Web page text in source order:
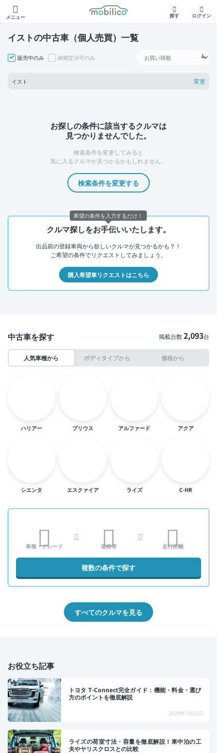
メニュー
モビリコ
探す ログイン
イストの中古車（個人売買）一覧
販売中のみ 納期交渉可のみ
イスト 変更
お探しの条件に該当するクルマは
見つかりませんでした。
検索条件を変更してみると
気に入るクルマが見つかるかもしれません。
検索条件を変更する
クルマ探しをお手伝いいたします。
出品前の登録車両から欲しいクルマが見つかるかも？！
ご希望の条件でリクエストしてみましょう。
購入希望車リクエストはこちら
中古車を探す 掲載台数2,093台
人気車種から ボディタイプから 価格から
ハリアー プリウス アルファード アクア
シエンタ エスクァイア ライズ C-HR
車種・グレード 価格帯 走行距離
複数の条件で探す
すべてのクルマを見る
お役立ち記事
トヨタ T-Connect完全ガイド：機能・料金・選び
方のポイントを徹底解説
2026年7月21日
ライズの荷室寸法・容量を徹底解説！車中泊の工
夫やヤリスクロスとの比較
希望の条件を入力するだけ！